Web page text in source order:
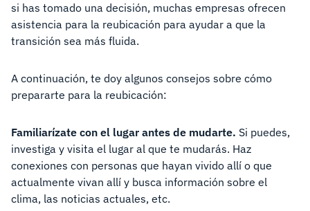
si has tomado una decisión, muchas empresas ofrecen
asistencia para la reubicación para ayudar a que la
transición sea más fluida.
A continuación, te doy algunos consejos sobre cómo
prepararte para la reubicación:
Familiarízate con el lugar antes de mudarte. Si puedes,
investiga y visita el lugar al que te mudarás. Haz
conexiones con personas que hayan vivido allí o que
actualmente vivan allí y busca información sobre el
clima, las noticias actuales, etc.